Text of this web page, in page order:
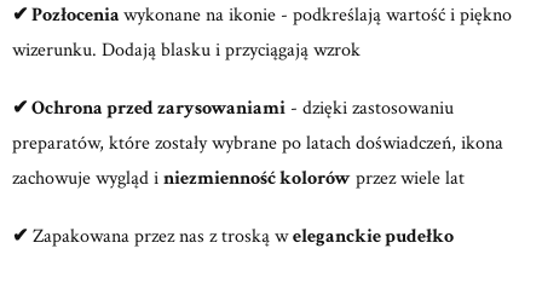
✔Pozłoceniawykonane na ikonie - podkreślają wartość i piękno
wizerunku. Dodają blasku i przyciągają wzrok
✔Ochrona przed zarysowaniami- dzięki zastosowaniu
preparatów, które zostały wybrane po latach doświadczeń, ikona
zachowuje wygląd iniezmienność kolorówprzez wiele lat
✔ Zapakowana przez nas z troską weleganckie pudełko